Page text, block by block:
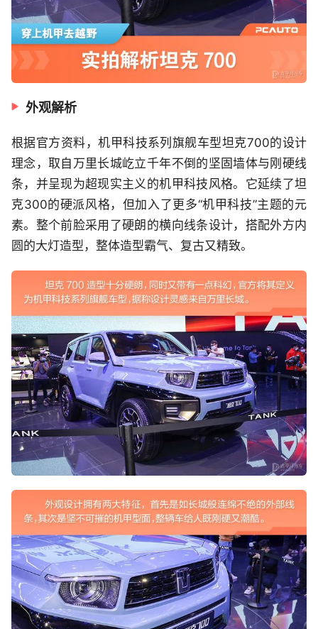
外观解析
根据官方资料，机甲科技系列旗舰车型坦克700的设计
理念，取自万里长城屹立千年不倒的坚固墙体与刚硬线
条，并呈现为超现实主义的机甲科技风格。它延续了坦
克300的硬派风格，但加入了更多“机甲科技”主题的元
素。整个前脸采用了硬朗的横向线条设计，搭配外方内
圆的大灯造型，整体造型霸气、复古又精致。